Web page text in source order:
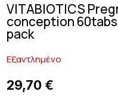
VITABIOTICS
conception
pack
Εξαντλημένο
29,70 €